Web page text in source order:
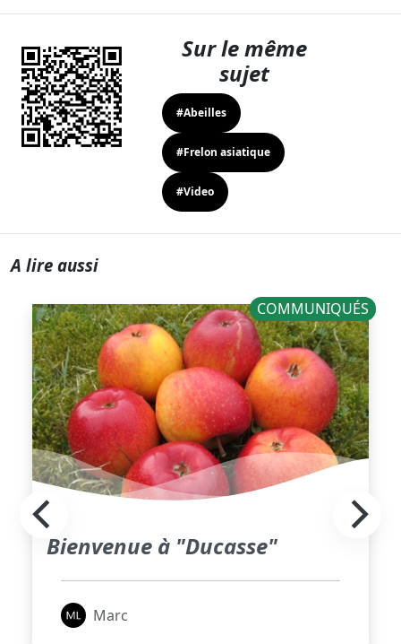
Sur le même
sujet
#Abeilles
#Frelon asiatique
#Video
A lire aussi
COMMUNIQUÉS
Bienvenue à "Ducasse"
Marc